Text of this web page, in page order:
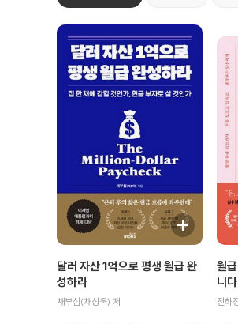
달러 자산 1억으로 평생 월급 완
성하라
채부심(채상욱) 저
월
니다
전하